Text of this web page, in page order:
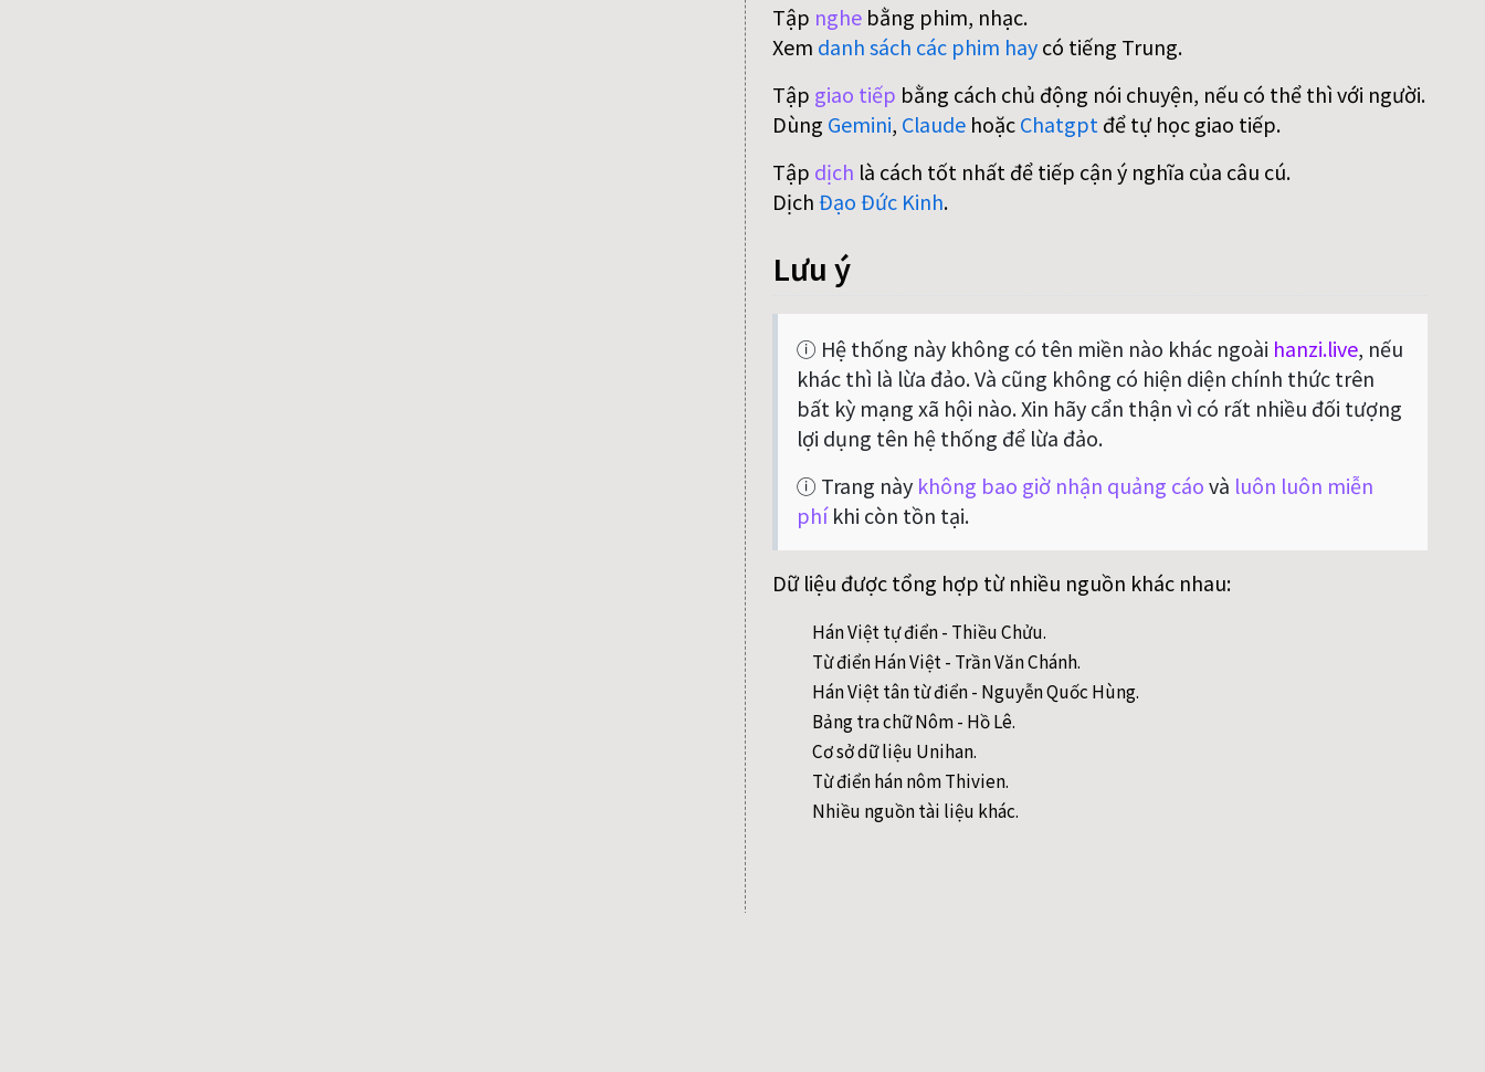
Tập nghebằng phim, nhạc.
Xem danh sách các phim haycó tiếng Trung.
Tập giao tiếp bằng cách chủ động nói chuyện, nếu có thể thì với người.
Dùng Gemini, ClaudehoặcChatgpt để tự học giao tiếp.
Tập dịch là cách tốt nhất để tiếp cận ý nghĩa của câu cú.
DịchĐạo Đức Kinh.
Lưu ý
ⓘ Hệ thống này không có tên miền nào khác ngoài hanzi.live, nếu
khác thì là lừa đảo. Và cũng không có hiện diện chính thức trên
bất kỳ mạng xã hội nào. Xin hãy cẩn thận vì có rất nhiều đối tượng
lợi dụng tên hệ thống để lừa đảo.
ⓘ Trang này không bao giờ nhận quảng cáovà luôn luôn miễn
phíkhi còn tồn tại.
Dữ liệu được tổng hợp từ nhiều nguồn khác nhau:
Hán Việt tự điển - Thiều Chửu.
Từ điển Hán Việt - Trần Văn Chánh.
Hán Việt tân từ điển - Nguyễn Quốc Hùng.
Bảng tra chữ Nôm - Hồ Lê.
Cơ sở dữ liệu Unihan.
Từ điển hán nôm Thivien.
Nhiều nguồn tài liệu khác.